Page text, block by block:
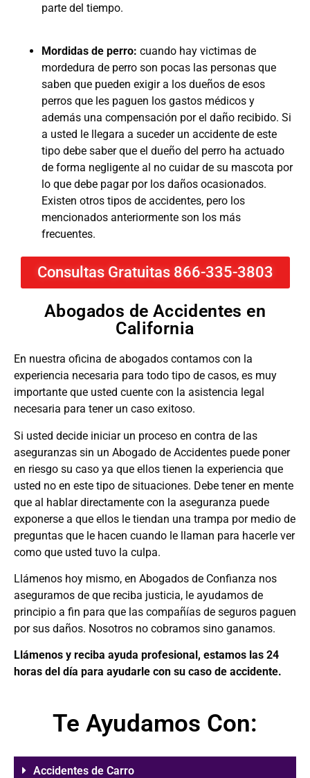
parte del tiempo.
Mordidas de perro: cuando hay victimas de
mordedura de perro son pocas las personas que
saben que pueden exigir a los dueños de esos
perros que les paguen los gastos médicos y
además una compensación por el daño recibido. Si
a usted le llegara a suceder un accidente de este
tipo debe saber que el dueño del perro ha actuado
de forma negligente al no cuidar de su mascota por
lo que debe pagar por los daños ocasionados.
Existen otros tipos de accidentes, pero los
mencionados anteriormente son los más
frecuentes.
Consultas Gratuitas 866-335-3803
Abogados de Accidentes en
California
En nuestra oficina de abogados contamos con la
experiencia necesaria para todo tipo de casos, es muy
importante que usted cuente con la asistencia legal
necesaria para tener un caso exitoso.
Si usted decide iniciar un proceso en contra de las
aseguranzas sin un Abogado de Accidentes puede poner
en riesgo su caso ya que ellos tienen la experiencia que
usted no en este tipo de situaciones. Debe tener en mente
que al hablar directamente con la aseguranza puede
exponerse a que ellos le tiendan una trampa por medio de
preguntas que le hacen cuando le llaman para hacerle ver
como que usted tuvo la culpa.
Llámenos hoy mismo, en Abogados de Confianza nos
aseguramos de que reciba justicia, le ayudamos de
principio a fin para que las compañías de seguros paguen
por sus daños. Nosotros no cobramos sino ganamos.
Llámenos y reciba ayuda profesional, estamos las 24
horas del día para ayudarle con su caso de accidente.
Te Ayudamos Con:
Accidentes de Carro